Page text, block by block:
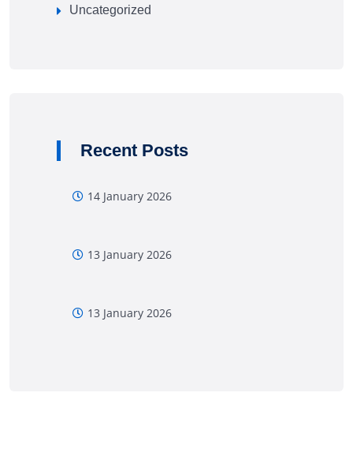
Uncategorized
Recent Posts
14 January 2026
13 January 2026
13 January 2026